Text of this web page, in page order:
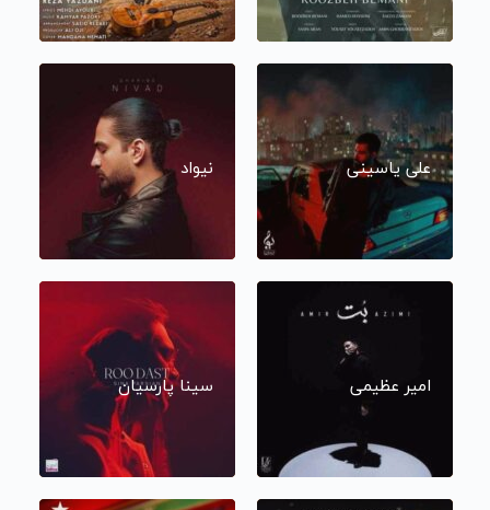
علی یاسینی نیواد
امیر عظیمی سینا پارسیان